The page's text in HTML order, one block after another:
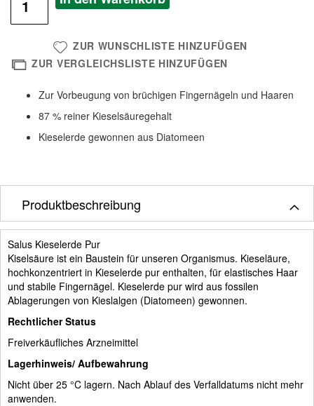
ZUR WUNSCHLISTE HINZUFÜGEN
ZUR VERGLEICHSLISTE HINZUFÜGEN
Zur Vorbeugung von brüchigen Fingernägeln und Haaren
87 % reiner Kieselsäuregehalt
Kieselerde gewonnen aus Diatomeen
Produktbeschreibung
Salus Kieselerde Pur
Kiselsäure ist ein Baustein für unseren Organismus. Kieseläure,
hochkonzentriert in Kieselerde pur enthalten, für elastisches Haar
und stabile Fingernägel. Kieselerde pur wird aus fossilen
Ablagerungen von Kieslalgen (Diatomeen) gewonnen.
Rechtlicher Status
Freiverkäufliches Arzneimittel
Lagerhinweis/ Aufbewahrung
Nicht über 25 °C lagern. Nach Ablauf des Verfalldatums nicht mehr
anwenden.